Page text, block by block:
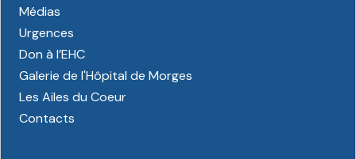
Médias
Urgences
Don à l’EHC
Galerie de l'Hôpital de Morges
Les Ailes du Coeur
Contacts